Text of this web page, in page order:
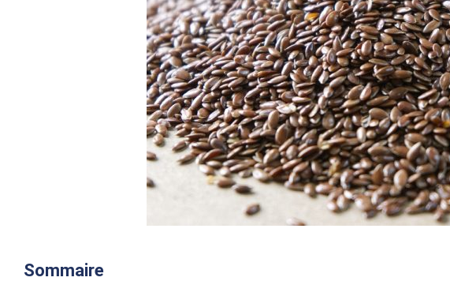
Sommaire